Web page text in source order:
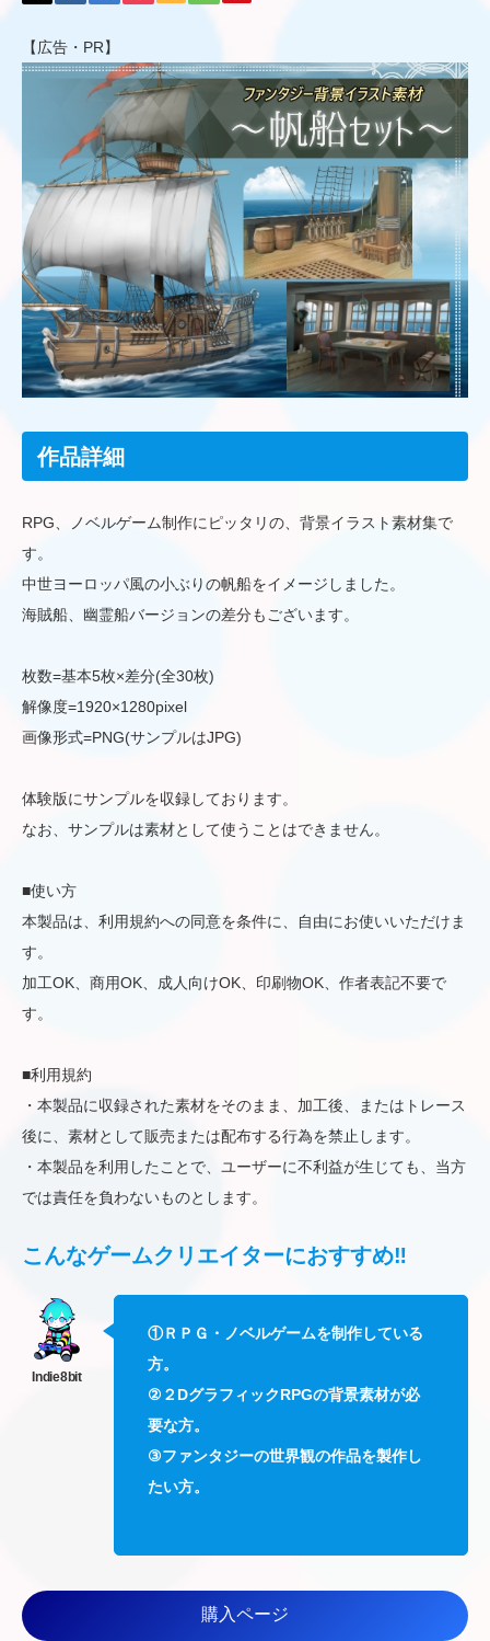
【広告・PR】
作品詳細
RPG、ノベルゲーム制作にピッタリの、背景イラスト素材集で
す。
中世ヨーロッパ風の小ぶりの帆船をイメージしました。
海賊船、幽霊船バージョンの差分もございます。
枚数=基本5枚×差分(全30枚)
解像度=1920×1280pixel
画像形式=PNG(サンプルはJPG)
体験版にサンプルを収録しております。
なお、サンプルは素材として使うことはできません。
■使い方
本製品は、利用規約への同意を条件に、自由にお使いいただけま
す。
加工OK、商用OK、成人向けOK、印刷物OK、作者表記不要で
す。
■利用規約
・本製品に収録された素材をそのまま、加工後、またはトレース
後に、素材として販売または配布する行為を禁止します。
・本製品を利用したことで、ユーザーに不利益が生じても、当方
では責任を負わないものとします。
こんなゲームクリエイターにおすすめ‼
①ＲＰＧ・ノベルゲームを制作している
方。
②２DグラフィックRPGの背景素材が必
要な方。
③ファンタジーの世界観の作品を製作し
たい方。
購入ページ